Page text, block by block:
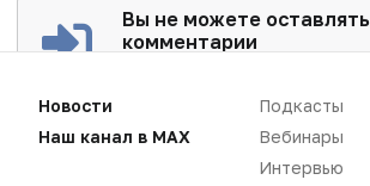
Вы не можете оставлять
комментарии
Новости
Наш канал в MAX
Подкасты
Вебинары
Интервью